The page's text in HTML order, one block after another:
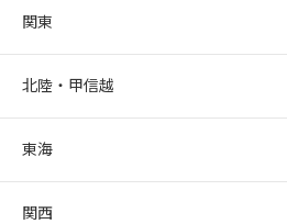
関東
北陸・甲信越
東海
関西